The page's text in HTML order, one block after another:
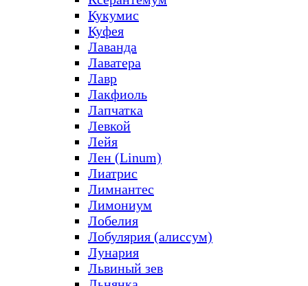
Кукумис
Куфея
Лаванда
Лаватера
Лавр
Лакфиоль
Лапчатка
Левкой
Лейя
Лен (Linum)
Лиатрис
Лимнантес
Лимониум
Лобелия
Лобулярия (алиссум)
Лунария
Львиный зев